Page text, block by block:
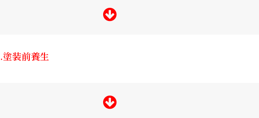
塗装前養生